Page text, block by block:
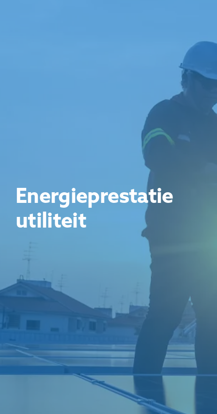
Energieprestatie
utiliteit